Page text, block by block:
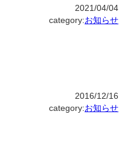
2021/04/04
category:お知らせ
2016/12/16
category:お知らせ